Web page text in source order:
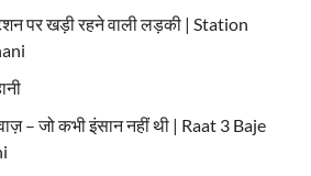
पर खड़ी रहने वाली लड़की | Station
– जो कभी इंसान नहीं थी | Raat 3 Baje